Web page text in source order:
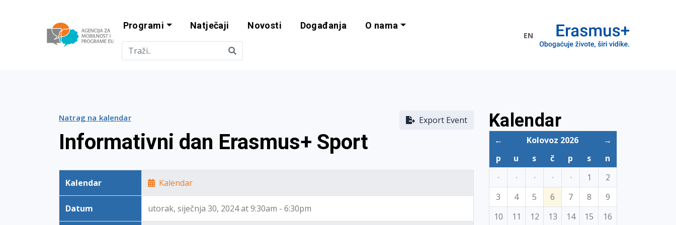
Agencija za mobilnost i programe EU
Programi Natječaji Novosti Događanja O nama
EN
Export Event
Natrag na kalendar
Informativni dan Erasmus+ Sport
Kalendar Kalendar
Datum utorak, siječnja 30, 2024 at 9:30am - 6:30pm
Kalendar
← Kolovoz 2026
→
p
u s č p s
n
·
· · · · 1
2
3
4 5 6 7 8
9
10
11 12 13 14 15
16